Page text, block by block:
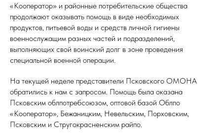
«Кооператор» и районные потребительские общества
продолжают оказывать помощь в виде необходимых
продуктов, питьевой воды и средств личной гигиены
военнослужащим разных частей и подразделений,
выполняющих свой воинский долг в зоне проведения
специальной военной операции.
На текущей неделе представители Псковского ОМОНА
обратились к нам с запросом. Помощь была оказана
Псковским облпотребсоюзом, оптовой базой Облпо
«Кооператор», Бежаницким, Невельским, Порховским,
Псковским и Стругокрасненским райпо.